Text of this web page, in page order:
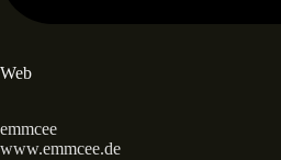
Web
emmcee
www.emmcee.de